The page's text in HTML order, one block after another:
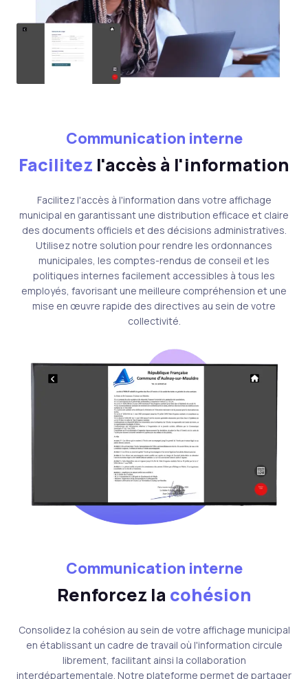
Communication interne
Facilitez l'accès à l'information
Facilitez l'accès à l'information dans votre affichage
municipal en garantissant une distribution efficace et claire
des documents officiels et des décisions administratives.
Utilisez notre solution pour rendre les ordonnances
municipales, les comptes-rendus de conseil et les
politiques internes facilement accessibles à tous les
employés, favorisant une meilleure compréhension et une
mise en œuvre rapide des directives au sein de votre
collectivité.
Communication interne
Renforcez la cohésion
Consolidez la cohésion au sein de votre affichage municipal
en établissant un cadre de travail où l'information circule
librement, facilitant ainsi la collaboration
interdépartementale. Notre plateforme permet de partager